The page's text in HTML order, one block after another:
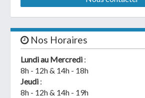
Nos Horaires
Lundi au Mercredi :
8h - 12h & 14h - 18h
Jeudi :
8h - 12h & 14h - 19h